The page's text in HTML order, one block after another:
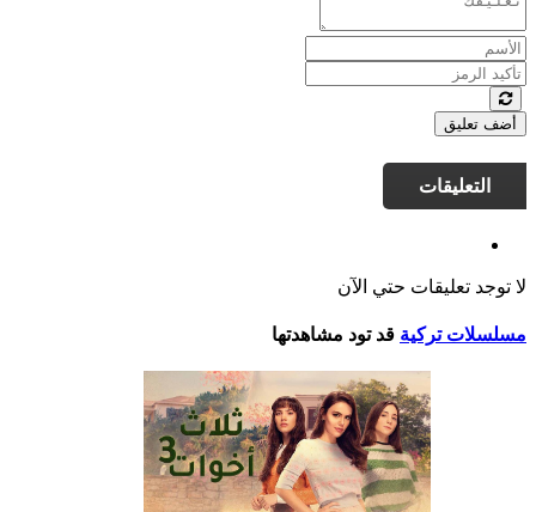
أضف تعليق
التعليقات
لا توجد تعليقات حتي الآن
مسلسلات تركية قد تود مشاهدتها